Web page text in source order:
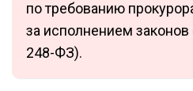
по требованию
за исполнением законов
248-ФЗ).